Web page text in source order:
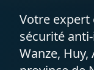
Votre expert
sécurité
Wanze,